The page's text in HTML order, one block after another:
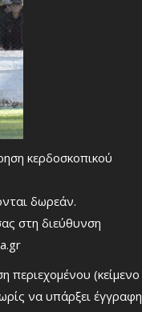
κερδοσκοπικού
δωρεάν.
στη διεύθυνση
(κείμενο
να υπάρξει έγγραφη